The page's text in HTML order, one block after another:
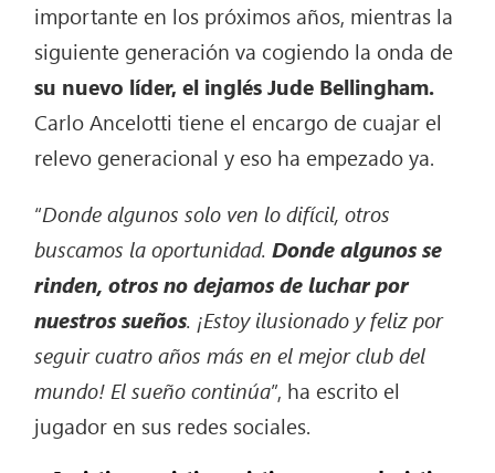
importante en los próximos años, mientras la
siguiente generación va cogiendo la onda de
su nuevo líder, el inglés Jude Bellingham.
Carlo Ancelotti tiene el encargo de cuajar el
relevo generacional y eso ha empezado ya.
“Donde algunos solo ven lo difícil, otros
buscamos la oportunidad. Donde algunos se
rinden, otros no dejamos de luchar por
nuestros sueños. ¡Estoy ilusionado y feliz por
seguir cuatro años más en el mejor club del
mundo! El sueño continúa”, ha escrito el
jugador en sus redes sociales.